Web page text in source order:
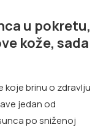
u pokretu,
kože, sada
koje brinu o zdravlju
jedan od
po sniženoj